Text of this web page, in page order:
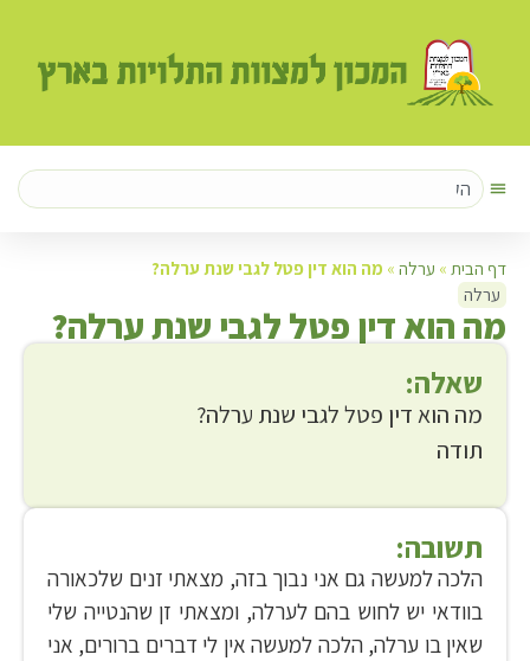
דף הבית » ערלה » מה הוא דין פטל לגבי שנת ערלה?
ערלה
מה הוא דין פטל לגבי שנת ערלה?
שאלה:
מה הוא דין פטל לגבי שנת ערלה?
תודה
תשובה:
הלכה למעשה גם אני נבוך בזה, מצאתי זנים שלכאורה
בוודאי יש לחוש בהם לערלה, ומצאתי זן שהנטייה שלי
שאין בו ערלה, הלכה למעשה אין לי דברים ברורים, אני